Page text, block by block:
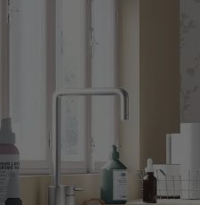
Poster - Jubileumcadeau voor